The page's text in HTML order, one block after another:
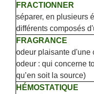
FRACTIONNER
séparer, en plusieurs
différents composés
FRAGRANCE
odeur plaisante d'une
odeur : qui concerne
qu’en soit la source)
HÉMOSTATIQUE